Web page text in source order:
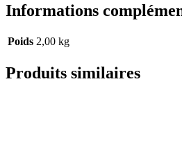
Informations
Poids 2,00 kg
Produits similaires